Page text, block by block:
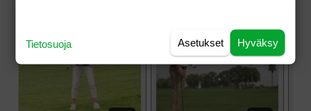
Hyväksy
Asetukset
Tietosuoja